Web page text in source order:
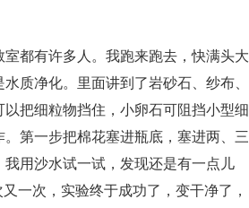
都有许多人。我跑来跑去，快满头大
质净化。里面讲到了岩砂石、纱布、
把细粒物挡住，小卵石可阻挡小型细
第一步把棉花塞进瓶底，塞进两、三
用沙水试一试，发现还是有一点儿
一次，实验终于成功了，变干净了，